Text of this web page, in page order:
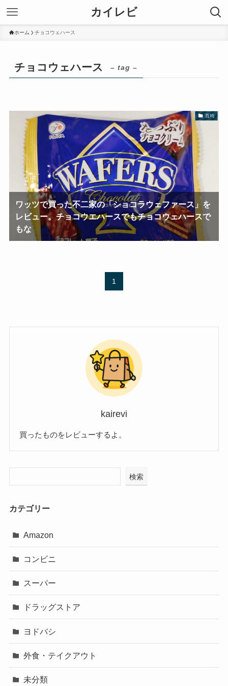
カイレビ
ホーム チョコウェハース
チョコウェハース – tag –
百均
ワッツで買った不二家の「ショコラウェファース」を
レビュー。チョコウエハースでもチョコウェハースで
もな
1
kairevi
買ったものをレビューするよ。
検索
カテゴリー
Amazon
コンビニ
スーパー
ドラッグストア
ヨドバシ
外食・テイクアウト
未分類